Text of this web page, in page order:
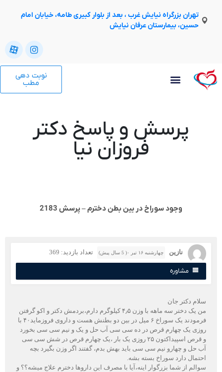
تهران بزرگراه نیایش غرب ، بعد از بلوار کبیری طامه، خیابان امام
حسین، بیمارستان عرفان نیایش
نوبت دهی
پرسش و پاسخ دکتر
فروزان نیا
وجود سوراخ در بین بطن دخترم – پرسش 2183
نازین چهارشنبه ۱۶ تیر ۰( 5 سال پیش) تعداد بازدید: 369
مشاوره
دکتر جان
من یک دختر سە ماهه با وزن ۴٫۵ کیلوگرم دارم،بردمش دکتر و اکو گرفتن
فرمودند یک سوراخ ۶ میل در بین دو بطنش هست و داروی فروزماید۴۰ با
یک چهارم قرص در ده سی سی آب حل و یک و نیم سی سی بخورد
و قرص اسپیداکتون ۲۵ روزی یک بار ،یک چهارم قرص در شش سی سی
حل و چهارو نیم سی سی باید بهش بدم، گفتند اگر وزن بگیرد بچه
دارد سوراخ بسته بشه.
از شما بزرگوار اینه،آیا با مصرف این داروها دخترم علاج میشه؟؟ و